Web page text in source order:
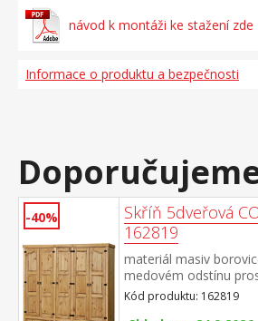
návod k montáži ke stažení zde
Informace o produktu a bezpečnosti
-40%
Skříň 5dveřová
162819
materiál masiv
medovém odstínu
2:1:2 v obou širších
police na klobouky,
Kód produktu: 162819